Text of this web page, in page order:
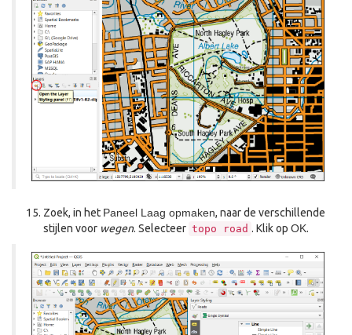
Zoek, in het Paneel Laag opmaken, naar de verschillende
stijlen voor wegen. Selecteer topo road . Klik op OK.